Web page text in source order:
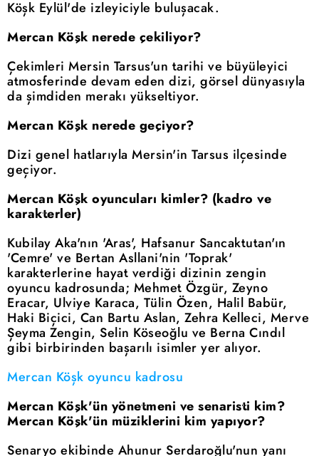
Köşk Eylül'de izleyiciyle buluşacak.
Mercan Köşk nerede çekiliyor?
Çekimleri Mersin Tarsus'un tarihi ve büyüleyici
atmosferinde devam eden dizi, görsel dünyasıyla
da şimdiden merakı yükseltiyor.
Mercan Köşk nerede geçiyor?
Dizi genel hatlarıyla Mersin'in Tarsus ilçesinde
geçiyor.
Mercan Köşk oyuncuları kimler? (kadro ve
karakterler)
Kubilay Aka'nın 'Aras', Hafsanur Sancaktutan'ın
'Cemre' ve Bertan Asllani'nin 'Toprak'
karakterlerine hayat verdiği dizinin zengin
oyuncu kadrosunda; Mehmet Özgür, Zeyno
Eracar, Ulviye Karaca, Tülin Özen, Halil Babür,
Haki Biçici, Can Bartu Aslan, Zehra Kelleci, Merve
Şeyma Zengin, Selin Köseoğlu ve Berna Cındıl
gibi birbirinden başarılı isimler yer alıyor.
Mercan Köşk oyuncu kadrosu
Mercan Köşk'ün yönetmeni ve senaristi kim?
Mercan Köşk'ün müziklerini kim yapıyor?
Senaryo ekibinde Ahunur Serdaroğlu'nun yanı